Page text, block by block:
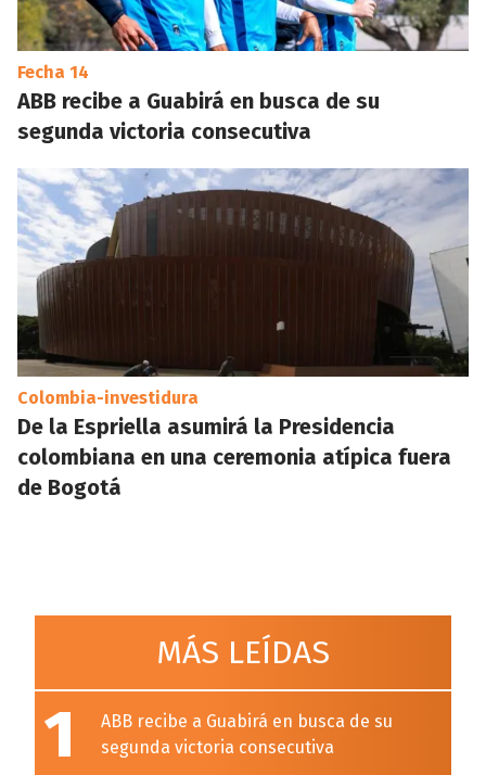
Fecha 14
ABB recibe a Guabirá en busca de su
segunda victoria consecutiva
Colombia-investidura
De la Espriella asumirá la Presidencia
colombiana en una ceremonia atípica fuera
de Bogotá
MÁS LEÍDAS
1
ABB recibe a Guabirá en busca de su
segunda victoria consecutiva